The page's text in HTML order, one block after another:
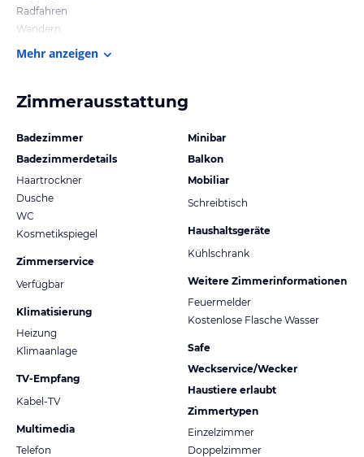
Radfahren
Wandern
Mehr anzeigen
Zimmerausstattung
Badezimmer
Badezimmerdetails
Haartrockner
Dusche
WC
Kosmetikspiegel
Zimmerservice
Verfügbar
Klimatisierung
Heizung
Klimaanlage
TV-Empfang
Kabel-TV
Multimedia
Telefon
Minibar
Balkon
Mobiliar
Schreibtisch
Haushaltsgeräte
Kühlschrank
Weitere Zimmerinformationen
Feuermelder
Kostenlose Flasche Wasser
Safe
Weckservice/Wecker
Haustiere erlaubt
Zimmertypen
Einzelzimmer
Doppelzimmer